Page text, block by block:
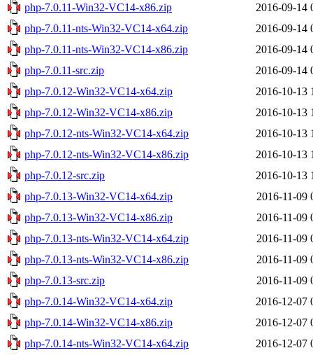
php-7.0.11-Win32-VC14-x86.zip
2016-09-14
php-7.0.11-nts-Win32-VC14-x64.zip
2016-09-14
php-7.0.11-nts-Win32-VC14-x86.zip
2016-09-14
php-7.0.11-src.zip
2016-09-14
php-7.0.12-Win32-VC14-x64.zip
2016-10-13
php-7.0.12-Win32-VC14-x86.zip
2016-10-13
php-7.0.12-nts-Win32-VC14-x64.zip
2016-10-13
php-7.0.12-nts-Win32-VC14-x86.zip
2016-10-13
php-7.0.12-src.zip
2016-10-13
php-7.0.13-Win32-VC14-x64.zip
2016-11-09
php-7.0.13-Win32-VC14-x86.zip
2016-11-09
php-7.0.13-nts-Win32-VC14-x64.zip
2016-11-09
php-7.0.13-nts-Win32-VC14-x86.zip
2016-11-09
php-7.0.13-src.zip
2016-11-09
php-7.0.14-Win32-VC14-x64.zip
2016-12-07
php-7.0.14-Win32-VC14-x86.zip
2016-12-07
php-7.0.14-nts-Win32-VC14-x64.zip
2016-12-07